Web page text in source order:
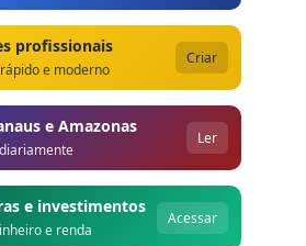
profissionais
e moderno
Criar
e Amazonas
Ler
e investimentos
e renda
Acessar